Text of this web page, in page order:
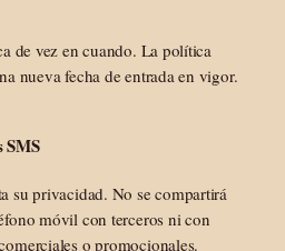
de vez en cuando. La política
nueva fecha de entrada en vigor.
SMS
su privacidad. No se compartirá
móvil con terceros ni con
o promocionales.